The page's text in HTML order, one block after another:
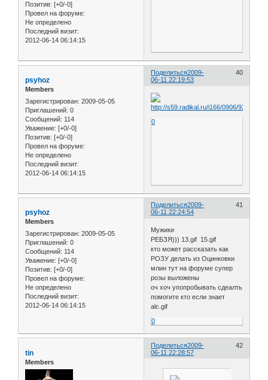
Позитив: [+0/-0]
Провел на форуме:
Не определено
Последний визит:
2012-06-14 06:14:15
Поделиться 40
2009-
06-11 22:19:53
psyhoz
Members
Зарегистрирован: 2009-05-05
Приглашений: 0
Сообщений: 114
Уважение: [+0/-0]
Позитив: [+0/-0]
Провел на форуме:
Не определено
Последний визит:
2012-06-14 06:14:15
0
Поделиться 41
2009-
06-11 22:24:54
psyhoz
Members
Зарегистрирован: 2009-05-05
Приглашений: 0
Сообщений: 114
Уважение: [+0/-0]
Позитив: [+0/-0]
Провел на форуме:
Не определено
Последний визит:
2012-06-14 06:14:15
Мужики
РЕБЗЯ))) 13.gif 15.gif
кто может рассказать как
РОЗУ делать из Оцинковки
млин тут на форуме супер
розы выложены
оч хоч упопробывать сдеалть
помогите кто если знает
alc.gif
0
Поделиться 42
2009-
06-11 22:28:57
tin
Members